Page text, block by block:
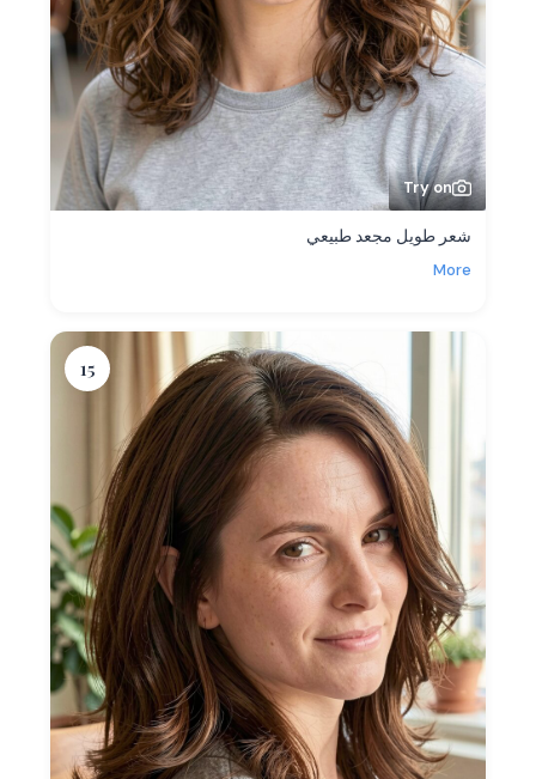
Try on
شعر طويل مجعد طبيعي
More
15